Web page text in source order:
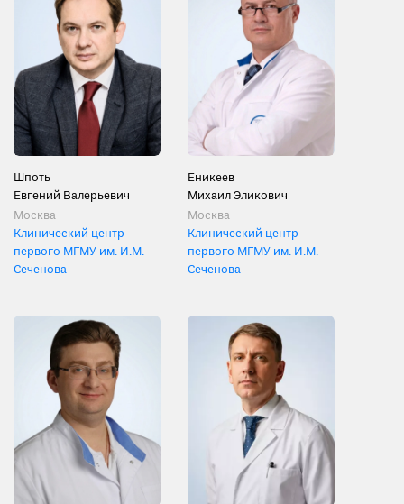
Шпоть
Евгений Валерьевич
Москва
Клинический центр
первого МГМУ им. И.М.
Сеченова
Еникеев
Михаил Эликович
Москва
Клинический центр
первого МГМУ им. И.М.
Сеченова